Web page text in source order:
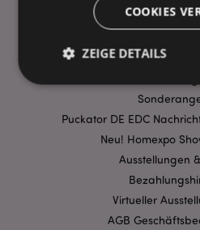
WICHTIGE
Puckator DE EDC
Neu! Homexpo
Ausstellungen
Virtueller
AGB
COOKIES
ZEIGE DETAILS
Unbedingt notwendige
Ausrichten
Streng-notwendige-Cookies
Kernfunktionen der Website
Benutzeranmeldung und die
Ohne unbedingt notwendige
Website nicht richtig genutzt